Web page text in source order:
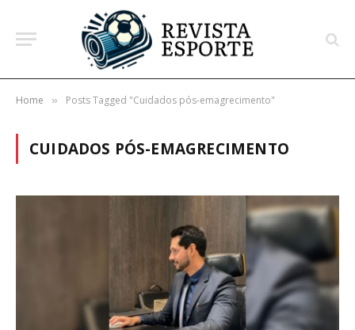
Home » Posts Tagged "Cuidados pós-emagrecimento"
CUIDADOS PÓS-EMAGRECIMENTO